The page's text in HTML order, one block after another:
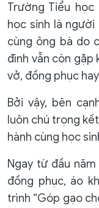
Trường Tiểu học
học sinh là
cùng ông bà do
đình vẫn còn gặp
vở, đồng phục
Bởi vậy, bên
luôn chú trọng
hành cùng học
Ngay từ đầu
đồng phục, áo
trình “Góp gạo